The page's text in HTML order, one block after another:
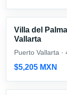
Villa del
Vallarta
Puerto Vallarta ·
$5,205 MXN